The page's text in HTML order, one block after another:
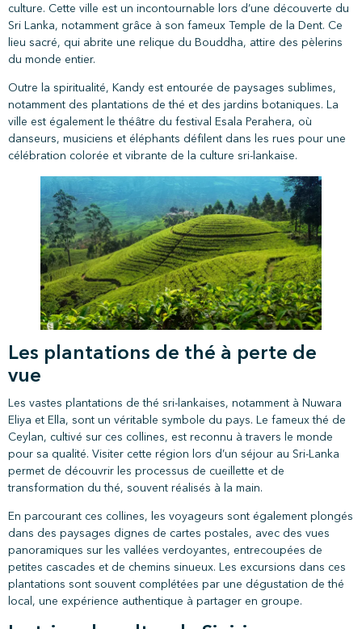
culture. Cette ville est un incontournable lors d’une découverte du
Sri Lanka, notamment grâce à son fameux Temple de la Dent. Ce
lieu sacré, qui abrite une relique du Bouddha, attire des pèlerins
du monde entier.
Outre la spiritualité, Kandy est entourée de paysages sublimes,
notamment des plantations de thé et des jardins botaniques. La
ville est également le théâtre du festival Esala Perahera, où
danseurs, musiciens et éléphants défilent dans les rues pour une
célébration colorée et vibrante de la culture sri-lankaise.
Les plantations de thé à perte de
vue
Les vastes plantations de thé sri-lankaises, notamment à Nuwara
Eliya et Ella, sont un véritable symbole du pays. Le fameux thé de
Ceylan, cultivé sur ces collines, est reconnu à travers le monde
pour sa qualité. Visiter cette région lors d’un séjour au Sri-Lanka
permet de découvrir les processus de cueillette et de
transformation du thé, souvent réalisés à la main.
En parcourant ces collines, les voyageurs sont également plongés
dans des paysages dignes de cartes postales, avec des vues
panoramiques sur les vallées verdoyantes, entrecoupées de
petites cascades et de chemins sinueux. Les excursions dans ces
plantations sont souvent complétées par une dégustation de thé
local, une expérience authentique à partager en groupe.